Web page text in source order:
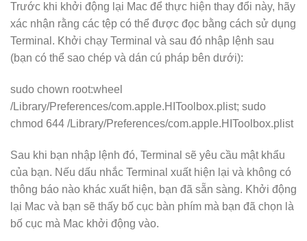
Trước khi khởi động lại Mac để thực hiện thay đổi này, hãy
xác nhận rằng các tệp có thể được đọc bằng cách sử dụng
Terminal. Khởi chạy Terminal và sau đó nhập lệnh sau
(bạn có thể sao chép và dán cú pháp bên dưới):
sudo chown root:wheel
/Library/Preferences/com.apple.HIToolbox.plist; sudo
chmod 644 /Library/Preferences/com.apple.HIToolbox.plist
Sau khi bạn nhập lệnh đó, Terminal sẽ yêu cầu mật khẩu
của bạn. Nếu dấu nhắc Terminal xuất hiện lại và không có
thông báo nào khác xuất hiện, bạn đã sẵn sàng. Khởi động
lại Mac và bạn sẽ thấy bố cục bàn phím mà bạn đã chọn là
bố cục mà Mac khởi động vào.